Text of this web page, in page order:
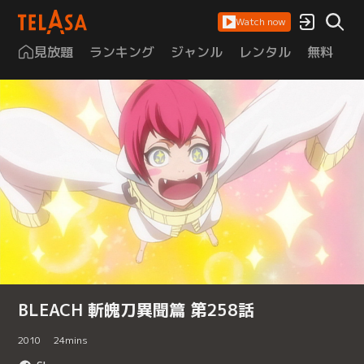
Watch now
見放題 ランキング ジャンル レンタル 無料
BLEACH 斬魄刀異聞篇 第258話
2010 24mins